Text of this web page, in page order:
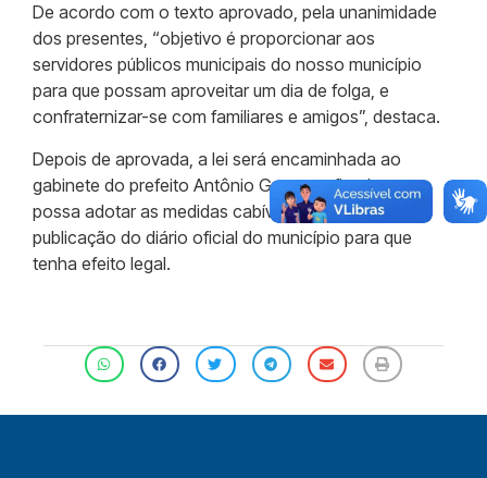
De acordo com o texto aprovado, pela unanimidade
dos presentes, “objetivo é proporcionar aos
servidores públicos municipais do nosso município
para que possam aproveitar um dia de folga, e
confraternizar-se com familiares e amigos”, destaca.
Depois de aprovada, a lei será encaminhada ao
gabinete do prefeito Antônio Gomes a fim de que
possa adotar as medidas cabíveis e posterior
publicação do diário oficial do município para que
tenha efeito legal.